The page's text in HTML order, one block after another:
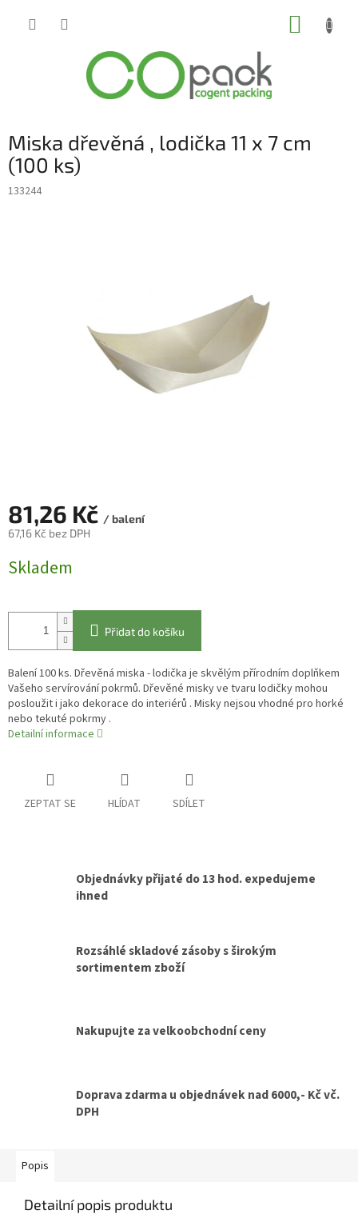
Miska dřevěná , lodička 11 x 7 cm
(100 ks)
133244
81,26 Kč / balení
67,16 Kč bez DPH
cena:
Skladem
Přidat do košíku
Balení 100 ks. Dřevěná miska - lodička je skvělým přírodním doplňkem
Vašeho servírování pokrmů. Dřevěné misky ve tvaru lodičky mohou
posloužit i jako dekorace do interiérů . Misky nejsou vhodné pro horké
nebo tekuté pokrmy .
Detailní informace
ZEPTAT SE HLÍDAT SDÍLET
Objednávky přijaté do 13 hod. expedujeme
ihned
Rozsáhlé skladové zásoby s širokým
sortimentem zboží
Nakupujte za velkoobchodní ceny
Doprava zdarma u objednávek nad 6000,- Kč vč.
DPH
Popis
Detailní popis produktu